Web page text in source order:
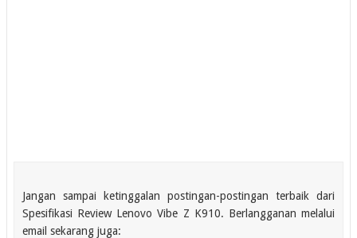
Jangan sampai ketinggalan postingan-postingan terbaik dari
Spesifikasi Review Lenovo Vibe Z K910. Berlangganan melalui
email sekarang juga: